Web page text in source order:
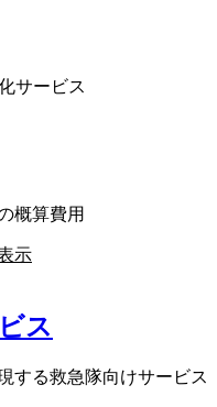
サービス
概算費用
示
ス
する救急隊向けサービス